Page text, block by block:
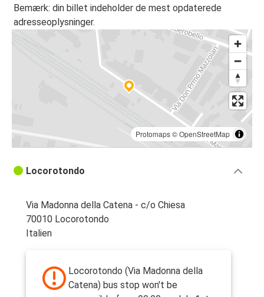
Bemærk: din billet indeholder de mest opdaterede
adresseoplysninger.
Protomaps©OpenStreetMap
Locorotondo
Via Madonna della Catena - c/o Chiesa
70010 Locorotondo
Italien
Locorotondo (Via Madonna della
Catena) bus stop won't be